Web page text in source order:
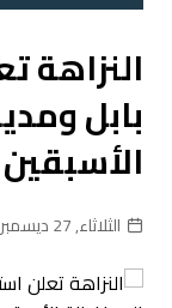
النزاهة
بابل
الأسبقين
الثلاثاء, 27 ديسمبر 2022, 15:34